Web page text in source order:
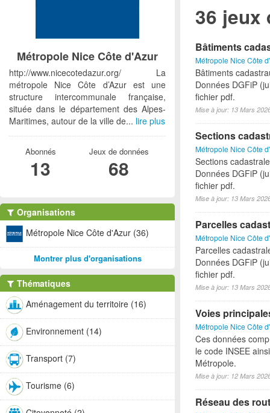
36 jeux
Bâtiments
Métropole Nice Côte
Bâtiments
Données DGFiP
fichier pdf.
Mise à jour: 13 Mars
Sections
Métropole Nice Côte
Sections
Données DGFiP
fichier pdf.
Mise à jour: 13 Mars
Parcelles
Métropole Nice Côte
Parcelles
Données DGFiP
fichier pdf.
Mise à jour: 13 Mars
Voies
Métropole Nice Côte
Ces données
le code INSEE
Métropole.
Mise à jour: 12 Mars
Réseau des
Métropole Nice Côte d'Azur
http://www.nicecotedazur.org/ La
métropole Nice Côte d’Azur est une
structure intercommunale française,
située dans le département des Alpes-
Maritimes, autour de la ville de... lire plus
Abonnés
13
Jeux de données
68
Organisations
Métropole Nice Côte d'Azur (36)
Montrer plus d'organisations
Thématiques
Aménagement du territoire (16)
Environnement (14)
Transport (7)
Tourisme (6)